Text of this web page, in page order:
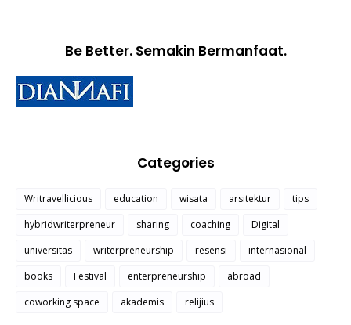
Be Better. Semakin Bermanfaat.
Categories
Writravellicious education wisata arsitektur
tips
hybridwriterpreneur
sharing coaching
Digital
universitas
writerpreneurship resensi
internasional
books
Festival enterpreneurship
abroad
coworking space
akademis relijius